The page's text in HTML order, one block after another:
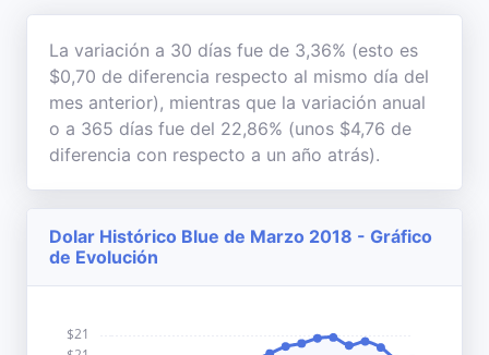
La variación a 30 días fue de 3,36% (esto es
$0,70 de diferencia respecto al mismo día del
mes anterior), mientras que la variación anual
o a 365 días fue del 22,86% (unos $4,76 de
diferencia con respecto a un año atrás).
Dolar Histórico Blue de Marzo 2018 - Gráfico
de Evolución